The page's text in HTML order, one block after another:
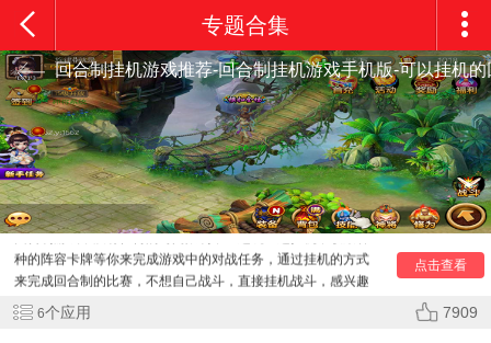
专题合集
回合制挂机游戏推荐-回合制挂机游戏手机版-可以挂机
点击查看
回合制挂机游戏有哪些?今天小编就给玩家带来了可挂机的
回合制游戏，没有任何的时间限制，一边玩一边挂机，收集各
种的阵容卡牌等你来完成游戏中的对战任务，通过挂机的方式
来完成回合制的比赛，不想自己战斗，直接挂机战斗，感兴趣
6个应用 7909